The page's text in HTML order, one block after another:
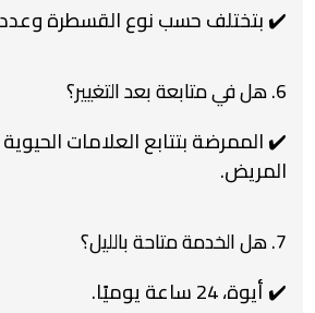
✔️ بتختلف حسب نوع القسطرة وعدد
6. هل في متابعة بعد التغيير؟
✔️ الممرضة بتتابع العلامات
المريض.
7. هل الخدمة متاحة بالليل؟
✔️ أيوة، 24 ساعة يوميًا.